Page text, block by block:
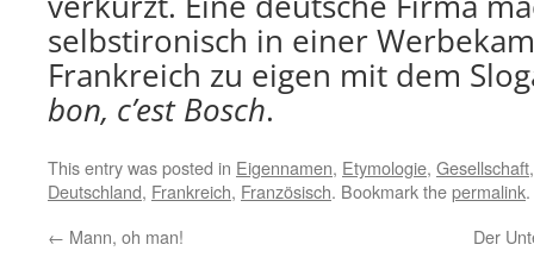
selbstironisch in einer
Frankreich zu eigen mit dem
bon, c’est Bosch.
This entry was posted in Eigennamen, Etymologie, Gesellschaft
Deutschland, Frankreich, Französisch. Bookmark thepermalink.
← Mann, oh man! Der